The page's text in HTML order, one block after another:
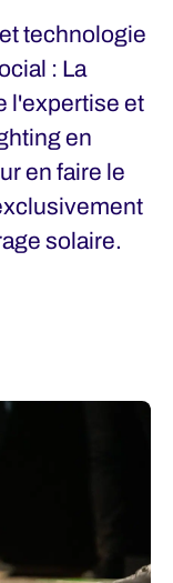
technologie
: La
l'expertise et
en
en faire le
solaire.